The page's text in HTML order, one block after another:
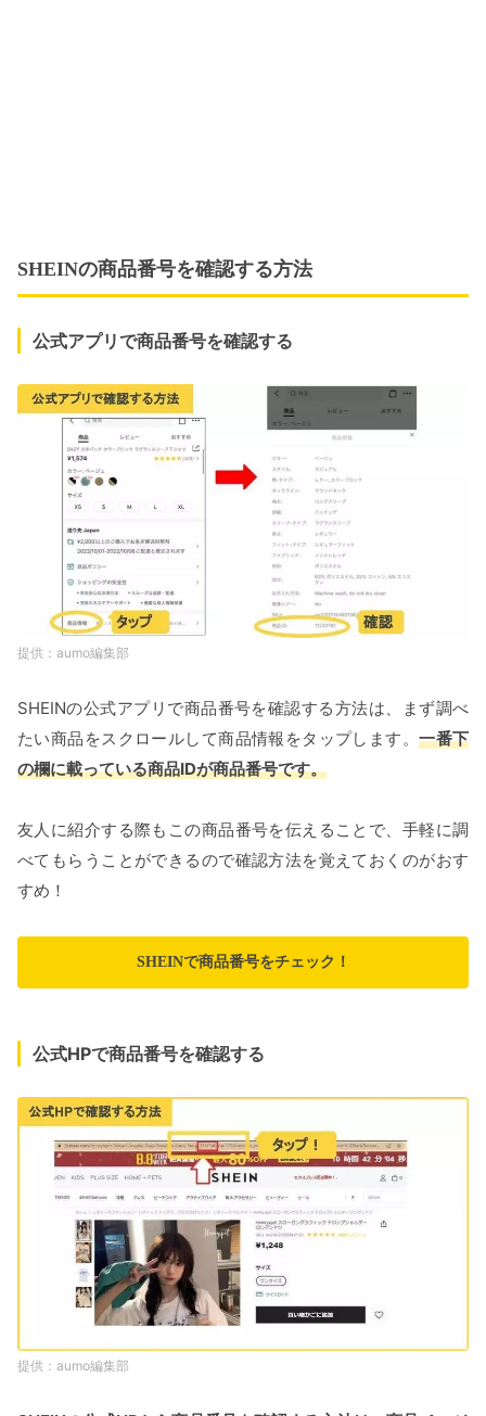
SHEINの商品番号を確認する方法
公式アプリで商品番号を確認する
aumo編集部
SHEINの公式アプリで商品番号を確認する方法は、まず調べ
たい商品をスクロールして商品情報をタップします。一番下
の欄に載っている商品IDが商品番号です。
友人に紹介する際もこの商品番号を伝えることで、手軽に調
べてもらうことができるので確認方法を覚えておくのがおす
すめ！
SHEINで商品番号をチェック！
公式HPで商品番号を確認する
aumo編集部